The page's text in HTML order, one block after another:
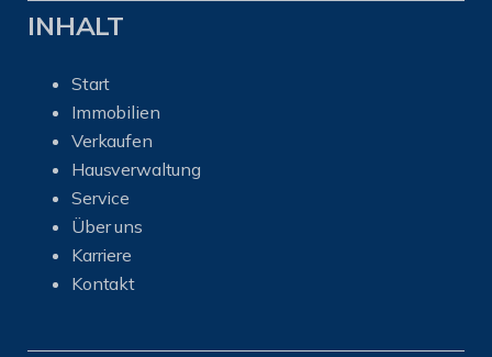
INHALT
Start
Immobilien
Verkaufen
Hausverwaltung
Service
Über uns
Karriere
Kontakt